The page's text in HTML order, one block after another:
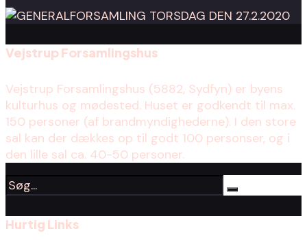
Vejstrup Forsamlingshus
Vejstrup Forsamlingshus (5882, Sydfyn) er byens
kulturhus og mødested. Huset er godkendt til max.
150 personer (af brandmyndighederne). I den store
sal kan der dækkes op til godt 100 personser, og i
den lille sal ca. 40-50 personer.
Hurtig Links